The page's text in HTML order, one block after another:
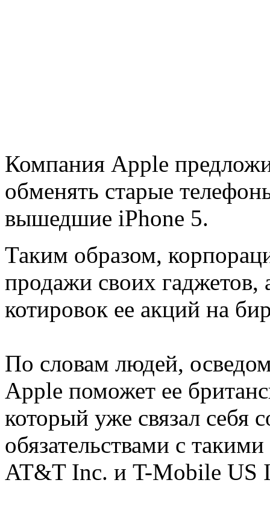
Компания Apple
обменять старые
вышедшие iPhone 5.
Таким образом,
продажи своих гаджетов,
котировок ее акций на
По словам людей,
Apple поможет ее
который уже связал себя
обязательствами с
AT&T Inc. и T-Mobile US